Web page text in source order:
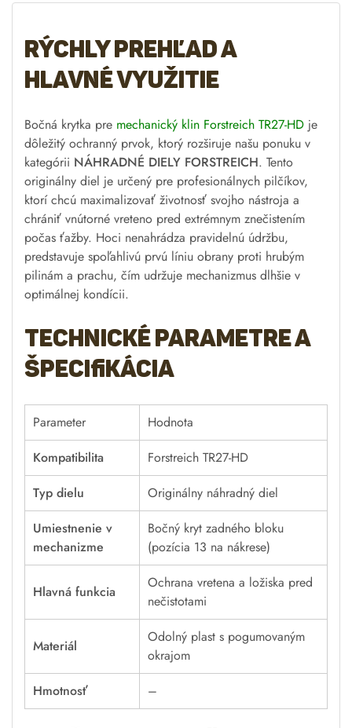
Rýchly prehľad a
hlavné využitie
Bočná krytka pre mechanický klin Forstreich TR27-HD je
dôležitý ochranný prvok, ktorý rozširuje našu ponuku v
kategórii NÁHRADNÉ DIELY FORSTREICH. Tento
originálny diel je určený pre profesionálnych pilčíkov,
ktorí chcú maximalizovať životnosť svojho nástroja a
chrániť vnútorné vreteno pred extrémnym znečistením
počas ťažby. Hoci nenahrádza pravidelnú údržbu,
predstavuje spoľahlivú prvú líniu obrany proti hrubým
pilinám a prachu, čím udržuje mechanizmus dlhšie v
optimálnej kondícii.
Technické parametre a
špecifikácia
Parameter
Hodnota
Kompatibilita
Forstreich TR27-HD
Typ dielu
Originálny náhradný diel
Umiestnenie v
mechanizme
Bočný kryt zadného bloku
(pozícia 13 na nákrese)
Hlavná funkcia
Ochrana vretena a ložiska pred
nečistotami
Materiál
Odolný plast s pogumovaným
okrajom
Hmotnosť
–